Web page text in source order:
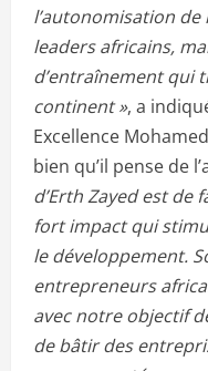
l’autonomisation
leaders africains,
d’entraînement qui
continent », a
Excellence
bien qu’il pense de
d’Erth Zayed est de
fort impact qui
le développement.
entrepreneurs
avec notre objectif
de bâtir des